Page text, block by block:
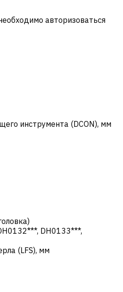
авторизоваться
инструмента (DCON), мм
DH0133***,
(LFS), мм